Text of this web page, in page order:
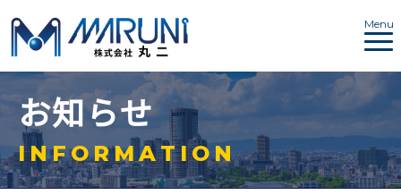
Menu
お知らせ
INFORMATION